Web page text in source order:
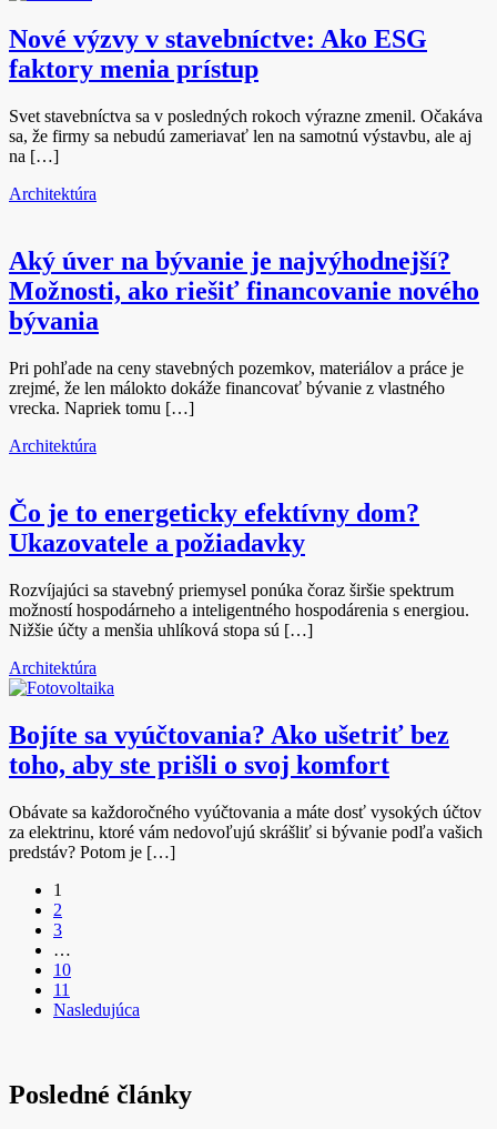
Nové výzvy v stavebníctve: Ako ESG
faktory menia prístup
Svet stavebníctva sa v posledných rokoch výrazne zmenil. Očakáva
sa, že firmy sa nebudú zameriavať len na samotnú výstavbu, ale aj
na […]
Architektúra
Aký úver na bývanie je najvýhodnejší?
Možnosti, ako riešiť financovanie nového
bývania
Pri pohľade na ceny stavebných pozemkov, materiálov a práce je
zrejmé, že len málokto dokáže financovať bývanie z vlastného
vrecka. Napriek tomu […]
Architektúra
Čo je to energeticky efektívny dom?
Ukazovatele a požiadavky
Rozvíjajúci sa stavebný priemysel ponúka čoraz širšie spektrum
možností hospodárneho a inteligentného hospodárenia s energiou.
Nižšie účty a menšia uhlíková stopa sú […]
Architektúra
Bojíte sa vyúčtovania? Ako ušetriť bez
toho, aby ste prišli o svoj komfort
Obávate sa každoročného vyúčtovania a máte dosť vysokých účtov
za elektrinu, ktoré vám nedovoľujú skrášliť si bývanie podľa vašich
predstáv? Potom je […]
1
2
3
…
10
11
Nasledujúca
Posledné články